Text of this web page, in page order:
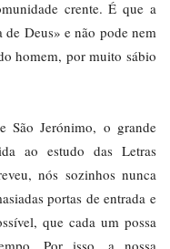
crente. É que a
de Deus» e não pode nem
homem, por muito sábio
São Jerónimo, o grande
ao estudo das Letras
nós sozinhos nunca
portas de entrada e
que cada um possa